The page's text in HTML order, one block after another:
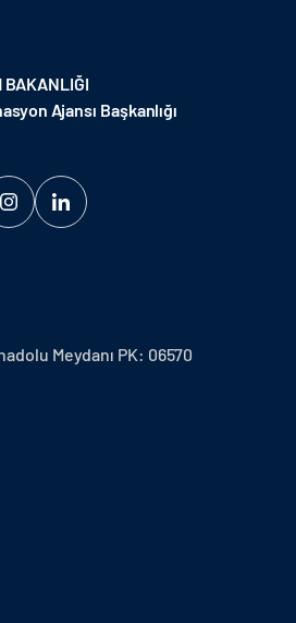
BAKANLIĞI
Ajansı Başkanlığı
Meydanı PK: 06570